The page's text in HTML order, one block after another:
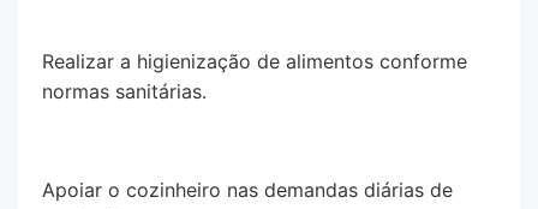
Realizar a higienização de alimentos conforme
normas sanitárias.
Apoiar o cozinheiro nas demandas diárias de